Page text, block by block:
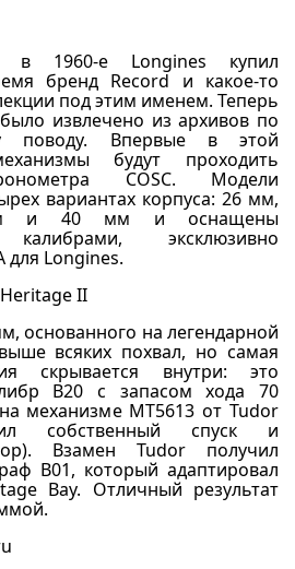
в 1960-е Longines купил
бренд Record и какое-то
под этим именем. Теперь
извлечено из архивов по
поводу. Впервые в этой
будут проходить
COSC. Модели
вариантах корпуса: 26 мм,
и 40 мм и оснащены
калибрами, эксклюзивно
для Longines.
II
основанного на легендарной
всяких похвал, но самая
скрывается внутри: это
B20 с запасом хода 70
механизме MT5613 от Tudor
собственный спуск и
Взамен Tudor получил
B01, который адаптировал
Bay. Отличный результат